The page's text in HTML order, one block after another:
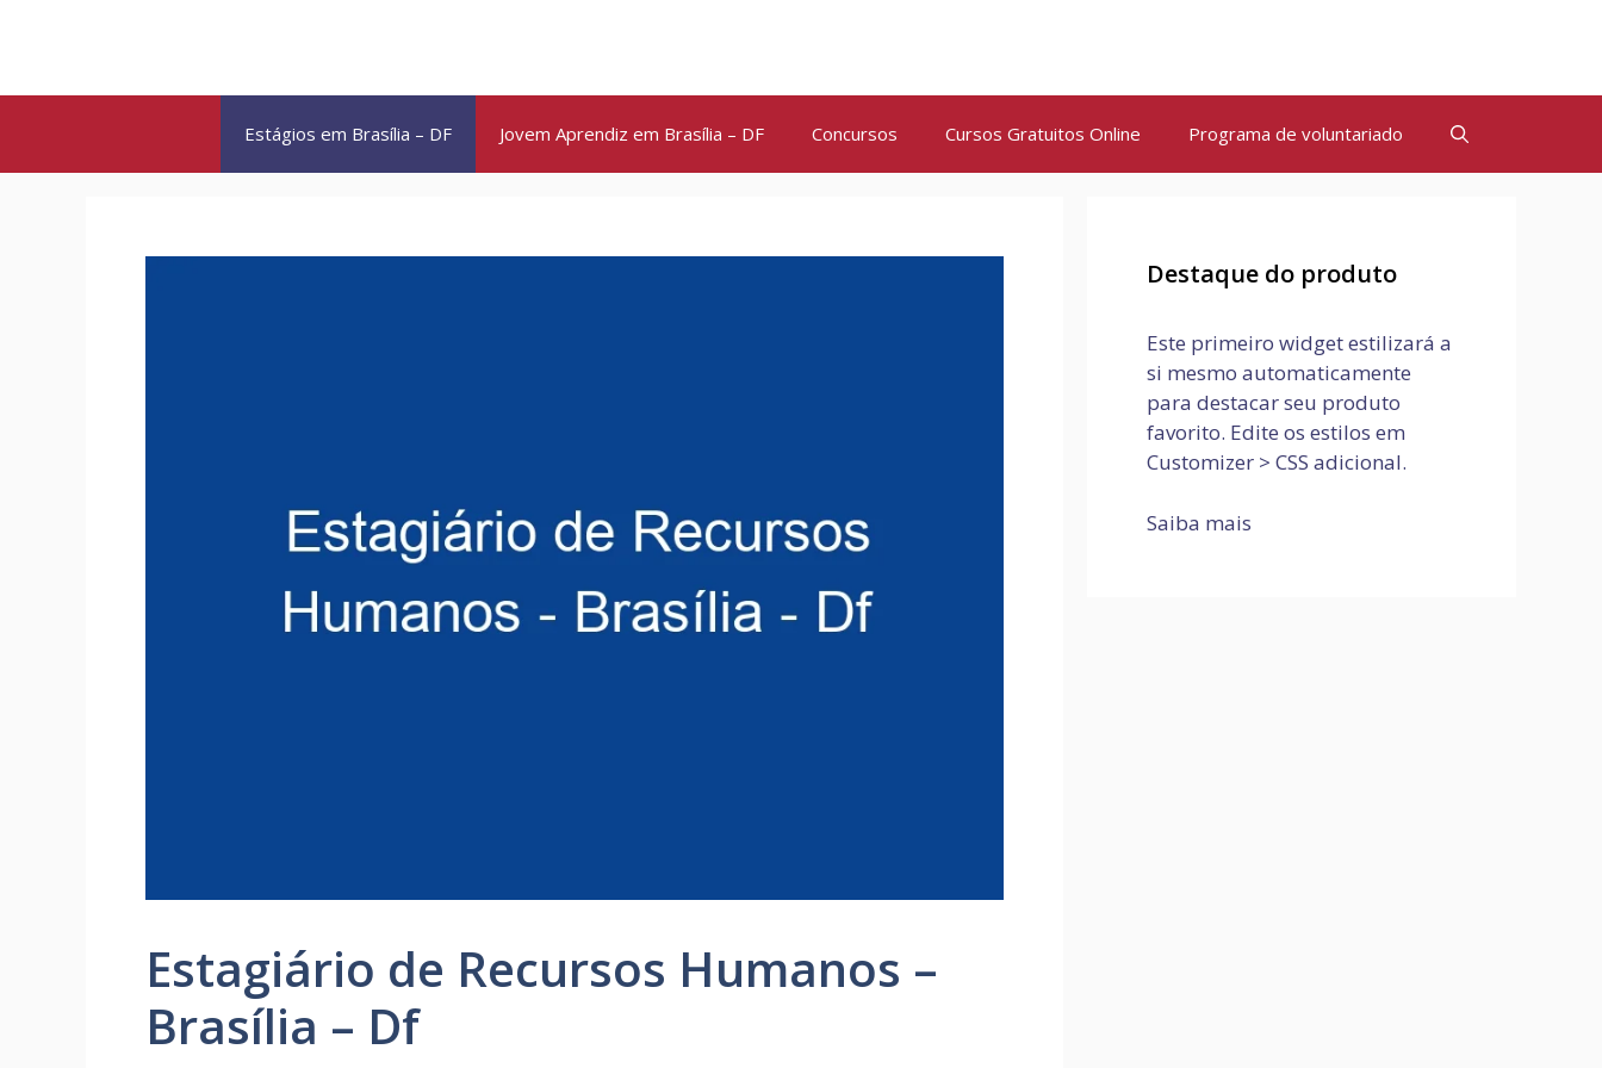
conteúdo
Estágios em Brasília – DF Jovem Aprendiz em Brasília – DF Concursos Cursos Gratuitos Online Programa de voluntariado
Estagiário de Recursos Humanos –
Brasília – Df
Destaque do produto
Este primeiro widget estilizará a
si mesmo automaticamente
para destacar seu produto
favorito. Edite os estilos em
Customizer > CSS adicional.
Saiba mais